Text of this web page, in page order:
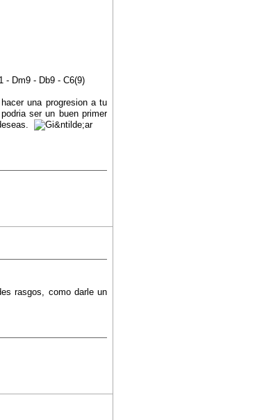
- Dm9 - Db9 - C6(9)
una progresion a tu
ser un buen primer
rasgos, como darle un